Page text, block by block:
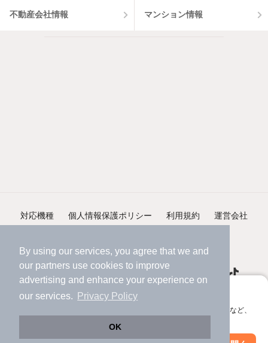
By using our services, you agree that we and
our partners use cookies to improve
advertising and enhance your experience on
our services.
Privacy Policy
OK
アプリに切り替えて、サクサクお部屋探し
会員登録なしですぐ使える。マップ検索やお気に入り保存など、
不動産会社情報 マンション情報
対応機種 個人情報保護ポリシー 利用規約 運営会社
©NIFTY Lifestyle Co., Ltd.